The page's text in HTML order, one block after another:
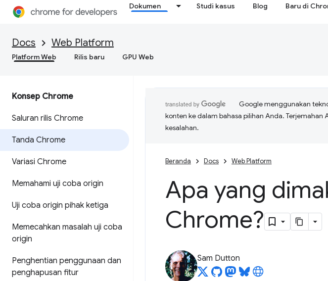
Dokumen Studi kasus Blog Baru di
Docs Web Platform
Platform Web Rilis baru GPU Web
Konsep Chrome
Saluran rilis Chrome
Tanda Chrome
Variasi Chrome
Memahami uji coba origin
Uji coba origin pihak ketiga
Memecahkan masalah uji coba
origin
Penghentian penggunaan dan
penghapusan fitur
Google menggunakan
konten ke dalam bahasa pilihan Anda. Terjemahan
kesalahan.
Beranda Docs Web Platform
Apa yang
Chrome?
Sam Dutton